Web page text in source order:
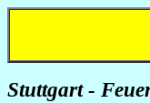
Stuttgart -